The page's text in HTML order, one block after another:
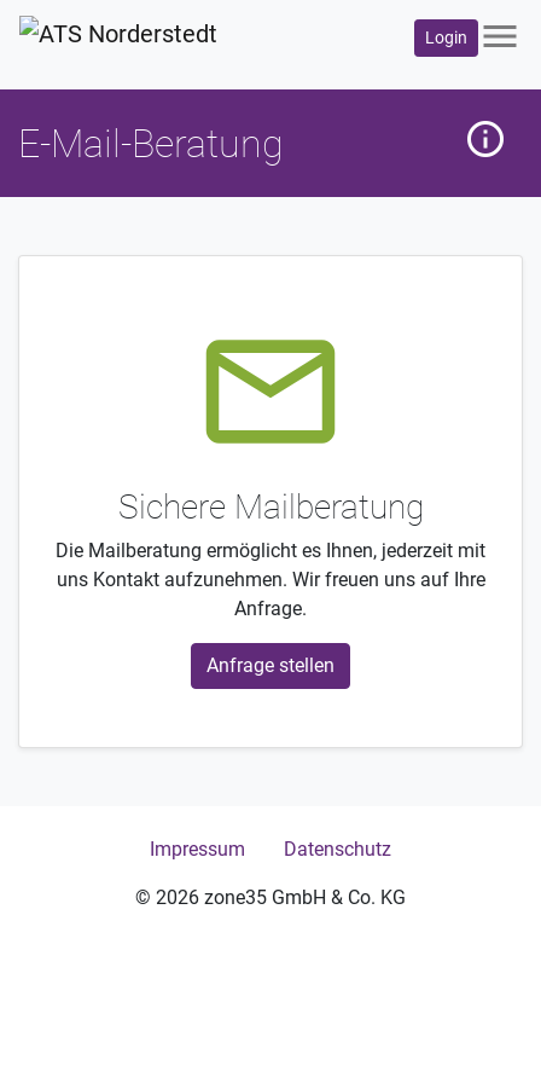
Login menu
E-Mail-Beratung info_outline
mail_outline
Sichere Mailberatung
Die Mailberatung ermöglicht es Ihnen, jederzeit mit
uns Kontakt aufzunehmen. Wir freuen uns auf Ihre
Anfrage.
Anfrage stellen
© 2026 zone35 GmbH & Co. KG
Impressum Datenschutz